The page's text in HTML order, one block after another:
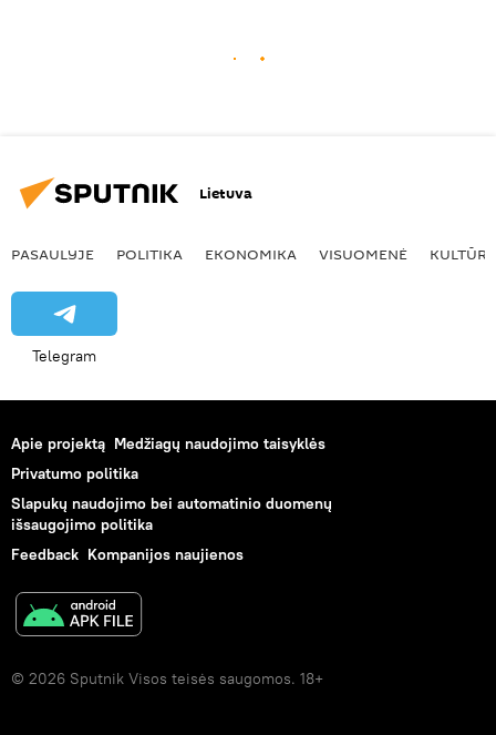
Lietuva
PASAULYJE POLITIKA EKONOMIKA VISUOMENĖ KULTŪRA
Telegram
Apie projektą Medžiagų naudojimo taisyklės
Privatumo politika
Slapukų naudojimo bei automatinio duomenų
išsaugojimo politika
Feedback Kompanijos naujienos
© 2026 Sputnik Visos teisės saugomos. 18+